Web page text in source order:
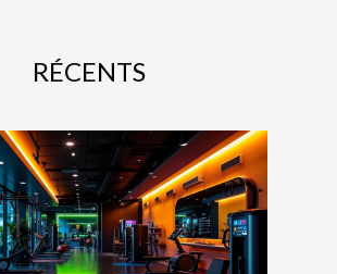
RÉCENTS